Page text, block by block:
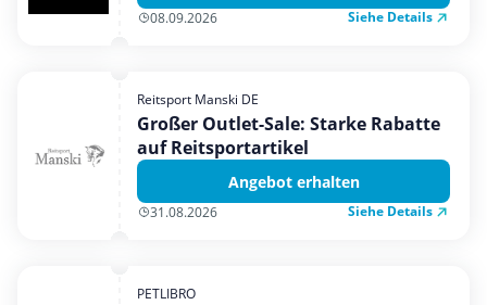
Shopping
Urlaub & Reise
08.09.2026 Siehe Details
Reitsport Manski DE
Großer Outlet-Sale: Starke Rabatte
auf Reitsportartikel
Angebot erhalten
31.08.2026 Siehe Details
PETLIBRO